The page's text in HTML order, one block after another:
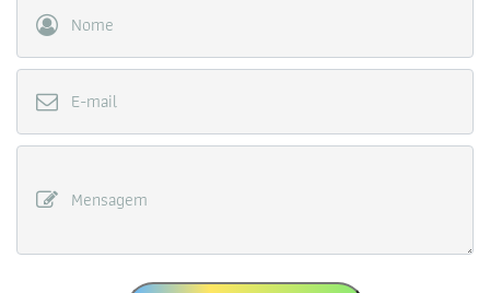
Nome
E-mail
Mensagem